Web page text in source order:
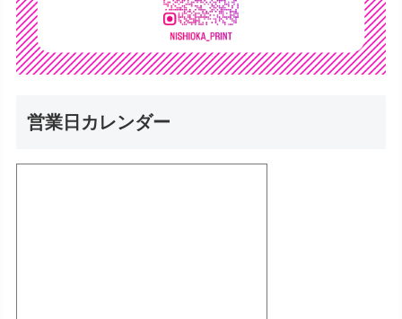
営業日カレンダー